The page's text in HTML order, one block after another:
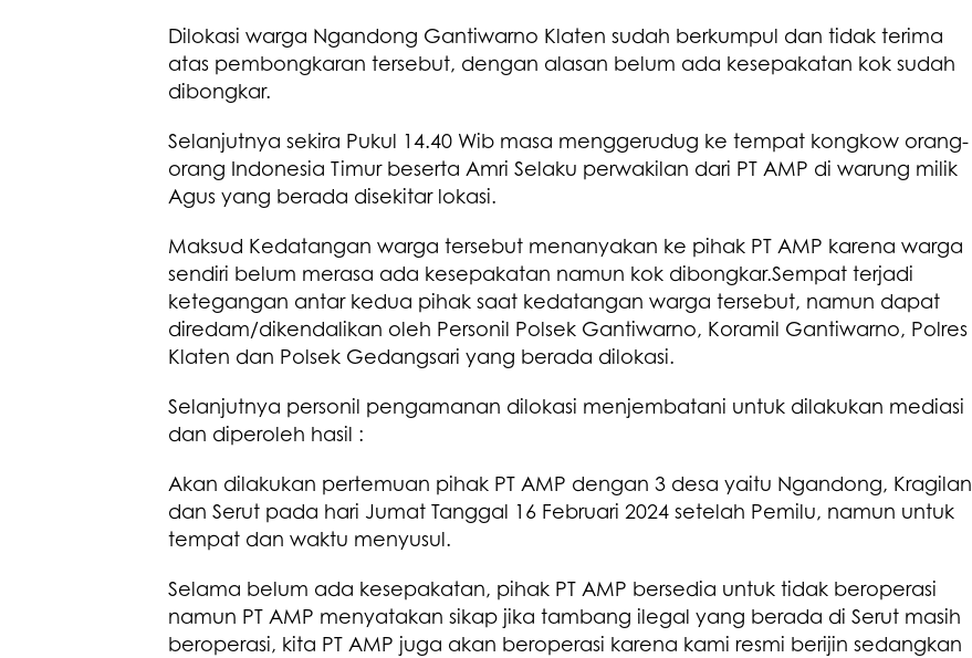
Dilokasi warga Ngandong Gantiwarno Klaten sudah berkumpul dan tidak terima
atas pembongkaran tersebut, dengan alasan belum ada kesepakatan kok sudah
dibongkar.
Selanjutnya sekira Pukul 14.40 Wib masa menggerudug ke tempat kongkow orang-
orang Indonesia Timur beserta Amri Selaku perwakilan dari PT AMP di warung milik
Agus yang berada disekitar lokasi.
Maksud Kedatangan warga tersebut menanyakan ke pihak PT AMP karena warga
sendiri belum merasa ada kesepakatan namun kok dibongkar.Sempat terjadi
ketegangan antar kedua pihak saat kedatangan warga tersebut, namun dapat
diredam/dikendalikan oleh Personil Polsek Gantiwarno, Koramil Gantiwarno, Polres
Klaten dan Polsek Gedangsari yang berada dilokasi.
Selanjutnya personil pengamanan dilokasi menjembatani untuk dilakukan mediasi
dan diperoleh hasil :
Akan dilakukan pertemuan pihak PT AMP dengan 3 desa yaitu Ngandong, Kragilan
dan Serut pada hari Jumat Tanggal 16 Februari 2024 setelah Pemilu, namun untuk
tempat dan waktu menyusul.
Selama belum ada kesepakatan, pihak PT AMP bersedia untuk tidak beroperasi
namun PT AMP menyatakan sikap jika tambang ilegal yang berada di Serut masih
beroperasi, kita PT AMP juga akan beroperasi karena kami resmi berijin sedangkan